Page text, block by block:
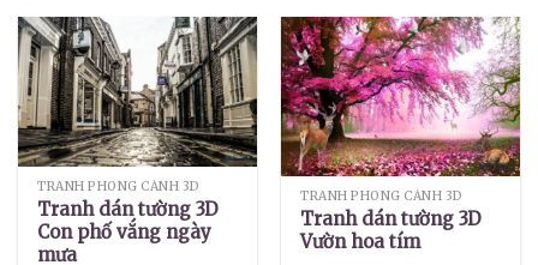
TRANH PHONG CẢNH 3D
Tranh dán tường 3D
Con phố vắng ngày
mưa
TRANH PHONG CẢNH 3D
Tranh dán tường 3D
Vườn hoa tím